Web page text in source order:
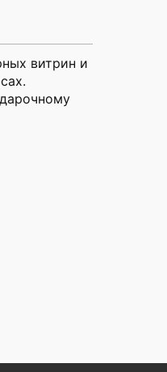
витрин и